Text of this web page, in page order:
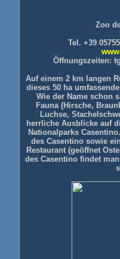
Zoo
Tel. +39
Öffnungszeiten:
Auf einem 2 km langen
dieses 50 ha
Wie der Name schon
Fauna (Hirsche,
Luchse,
herrliche Ausblicke auf
Nationalparks
des Casentino sowie
Restaurant (geöffnet
des Casentino findet